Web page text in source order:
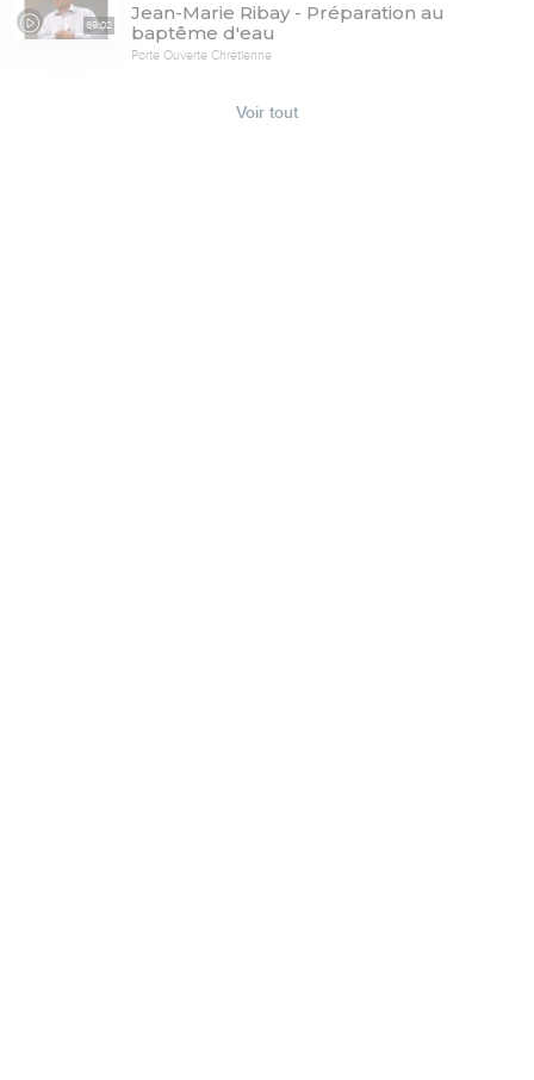
69:02
Jean-Marie Ribay - Préparation au
baptême d'eau
Porte Ouverte Chrétienne
Voir tout